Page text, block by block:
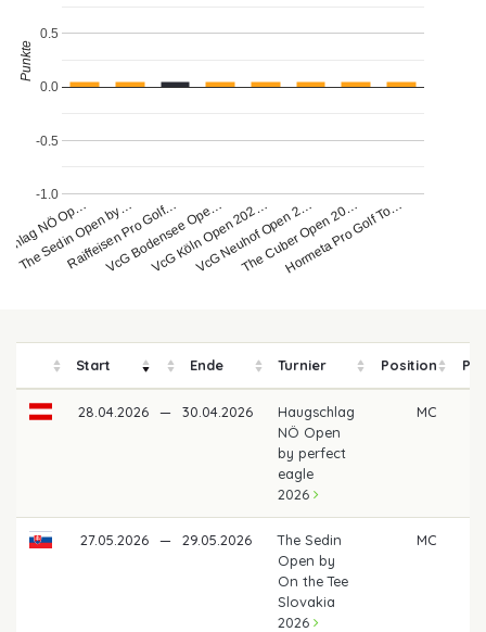
NÖ Op…
The Sedin Open by…
Raiffeisen Pro Golf…
VcG Bodensee Ope…
VcG Köln Open 202…
VcG Neuhof Open 2…
The Cuber Open 20…
Hormeta Pro Golf To…
-1.0
-0.5
0.0
0.5
Punkte
Start Ende Turnier Position
28.04.2026 — 30.04.2026
Haugschlag
NÖ Open
by perfect
eagle
2026
MC
27.05.2026 — 29.05.2026
The Sedin
Open by
On the Tee
Slovakia
2026
MC